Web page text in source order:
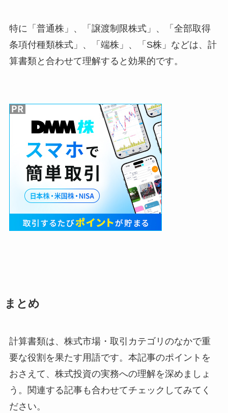
特に「普通株」、「譲渡制限株式」、「全部取得
条項付種類株式」、「端株」、「S株」などは、計
算書類と合わせて理解すると効果的です。
まとめ
計算書類は、株式市場・取引カテゴリのなかで重
要な役割を果たす用語です。本記事のポイントを
おさえて、株式投資の実務への理解を深めましょ
う。関連する記事も合わせてチェックしてみてく
ださい。